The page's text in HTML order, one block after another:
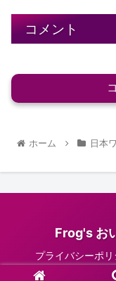
コメント
ホーム 日本
Frog's お
プライバシーポリ